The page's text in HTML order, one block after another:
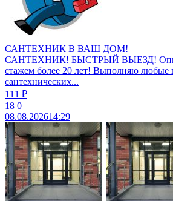
САНТЕХНИК В ВАШ ДОМ!
САНТЕХНИК! БЫСТРЫЙ ВЫЕЗД!
стажем более 20 лет! Выполняю любые
сантехнических...
111 ₽
18 0
08.08.202614:29